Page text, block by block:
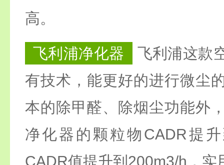
高。
飞利浦净化器
飞利浦这款
有技术，能更好的进行微尘
本的除甲醛、除烟尘功能外
净化器的颗粒物CADR提
CADR值提升到200m3/h，实